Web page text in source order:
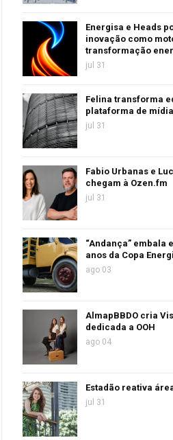
Energisa e Heads
inovação como
transformação
jul 31
Felina transforma
plataforma de
jul 31
Fabio Urbanas e
chegam à Ozen.fm
jul 31
“Andança” embala
anos da Copa
ago 03
AlmapBBDO cria
dedicada a OOH
ago 04
Estadão reativa
jul 31